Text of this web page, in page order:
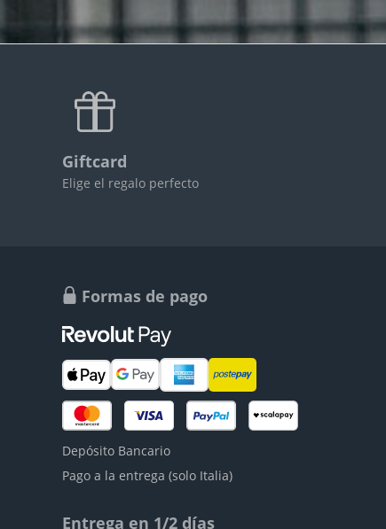
Giftcard
Elige el regalo perfecto
Formas de pago
Depósito Bancario
Pago a la entrega (solo Italia)
Entrega en 1/2 días